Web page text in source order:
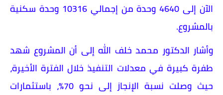
الآن إلى 4640 وحدة من إجمالي 10316 وحدة سكنية
بالمشروع.
وأشار الدكتور محمد خلف الله إلى أن المشروع شهد
طفرة كبيرة في معدلات التنفيذ خلال الفترة الأخيرة،
حيث وصلت نسبة الإنجاز إلى نحو 70%، باستثمارات